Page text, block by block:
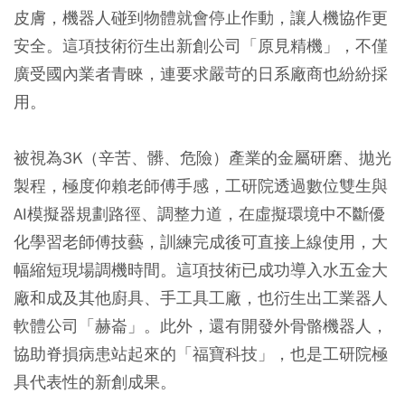
皮膚，機器人碰到物體就會停止作動，讓人機協作更
安全。這項技術衍生出新創公司「原見精機」，不僅
廣受國內業者青睞，連要求嚴苛的日系廠商也紛紛採
用。
被視為3K（辛苦、髒、危險）產業的金屬研磨、拋光
製程，極度仰賴老師傅手感，工研院透過數位雙生與
AI模擬器規劃路徑、調整力道，在虛擬環境中不斷優
化學習老師傅技藝，訓練完成後可直接上線使用，大
幅縮短現場調機時間。這項技術已成功導入水五金大
廠和成及其他廚具、手工具工廠，也衍生出工業器人
軟體公司「赫崙」。此外，還有開發外骨骼機器人，
協助脊損病患站起來的「福寶科技」，也是工研院極
具代表性的新創成果。